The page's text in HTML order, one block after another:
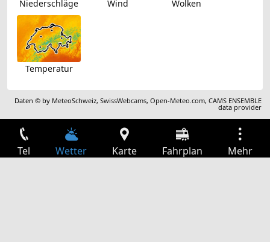
Niederschläge Wind Wolken
Temperatur
Daten © by MeteoSchweiz,SwissWebcams,Open-Meteo.com,CAMS ENSEMBLE
data provider
Tel Wetter Karte Fahrplan Mehr